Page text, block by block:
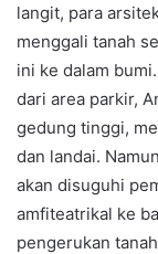
langit, para
menggali tanah
ini ke dalam
dari area parkir,
gedung tinggi,
dan landai.
akan disuguhi
amfiteatrikal ke
pengerukan